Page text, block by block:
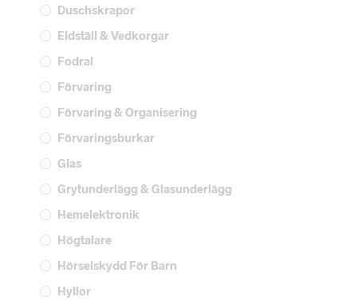
Duschskrapor
Eldställ & Vedkorgar
Fodral
Förvaring
Förvaring & Organisering
Förvaringsburkar
Glas
Grytunderlägg & Glasunderlägg
Hemelektronik
Högtalare
Hörselskydd För Barn
Hyllor